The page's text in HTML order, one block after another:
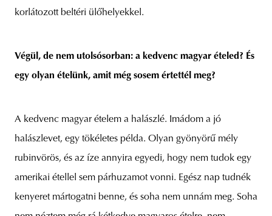
korlátozott beltéri ülőhelyekkel.
Végül, de nem utolsósorban: a kedvenc magyar ételed? És
egy olyan ételünk, amit még sosem értettél meg?
A kedvenc magyar ételem a halászlé. Imádom a jó
halászlevet, egy tökéletes példa. Olyan gyönyörű mély
rubinvörös, és az íze annyira egyedi, hogy nem tudok egy
amerikai étellel sem párhuzamot vonni. Egész nap tudnék
kenyeret mártogatni benne, és soha nem unnám meg. Soha